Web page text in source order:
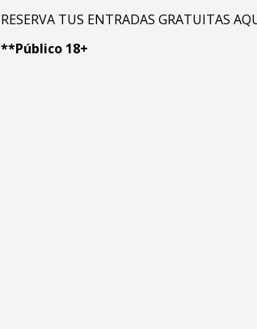
RESERVA TUS ENTRADAS GRATUITAS
**Público 18+